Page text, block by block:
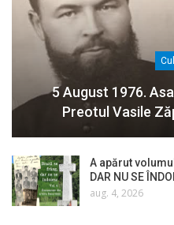
5 August 1976.
Preotul Vasile
A apărut
DAR NU SE
aug. 4, 2026